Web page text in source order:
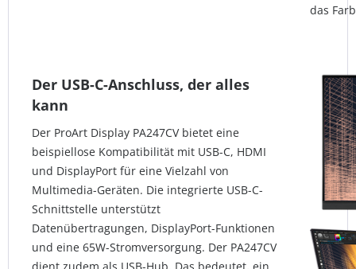
das
Der USB-C-Anschluss, der alles
kann
Der ProArt Display PA247CV bietet eine
beispiellose Kompatibilität mit USB-C, HDMI
und DisplayPort für eine Vielzahl von
Multimedia-Geräten. Die integrierte USB-C-
Schnittstelle unterstützt
Datenübertragungen, DisplayPort-Funktionen
und eine 65W-Stromversorgung. Der PA247CV